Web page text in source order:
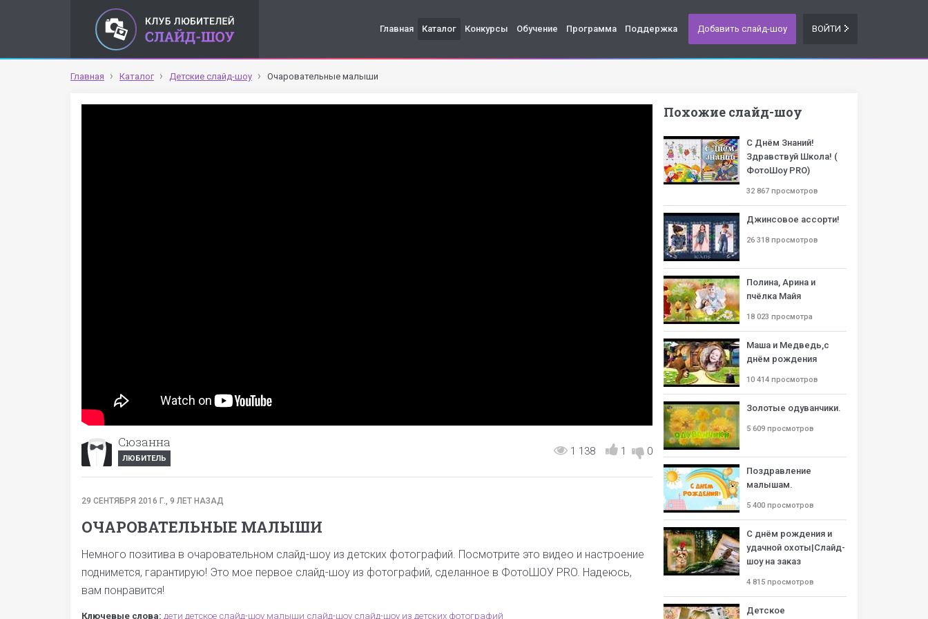
Главная Каталог Конкурсы Обучение Программа Поддержка Добавить слайд-шоу ВОЙТИ
Главная Каталог Детские слайд-шоу Очаровательные малыши
Сюзанна
ЛЮБИТЕЛЬ
1 138 1 0
29 СЕНТЯБРЯ 2016 Г., 9 ЛЕТ НАЗАД
ОЧАРОВАТЕЛЬНЫЕ МАЛЫШИ
Немного позитива в очаровательном слайд-шоу из детских фотографий. Посмотрите это видео и настроение
поднимется, гарантирую! Это мое первое слайд-шоу из фотографий, сделанное в ФотоШОУ PRO. Надеюсь,
вам понравится!
Ключевые слова: дети детское слайд-шоу малыши слайд-шоу слайд-шоу из детских фотографий
Похожие слайд-шоу
С Днём Знаний!
Здравствуй Школа! (
ФотоШоу PRO)
32 867 просмотров
Джинсовое ассорти!
26 318 просмотров
Полина, Арина и
пчёлка Майя
18 023 просмотра
Маша и Медведь,с
днём рождения
10 414 просмотров
Золотые одуванчики.
5 609 просмотров
Поздравление
малышам.
5 400 просмотров
С днём рождения и
удачной охоты|Слайд-
шоу на заказ
4 815 просмотров
Детское